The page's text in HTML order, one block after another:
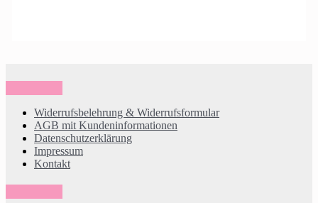
Widerrufsbelehrung & Widerrufsformular
AGB mit Kundeninformationen
Datenschutzerklärung
Impressum
Kontakt